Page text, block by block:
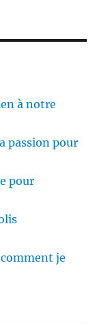
à notre
passion pour
pour
comment je